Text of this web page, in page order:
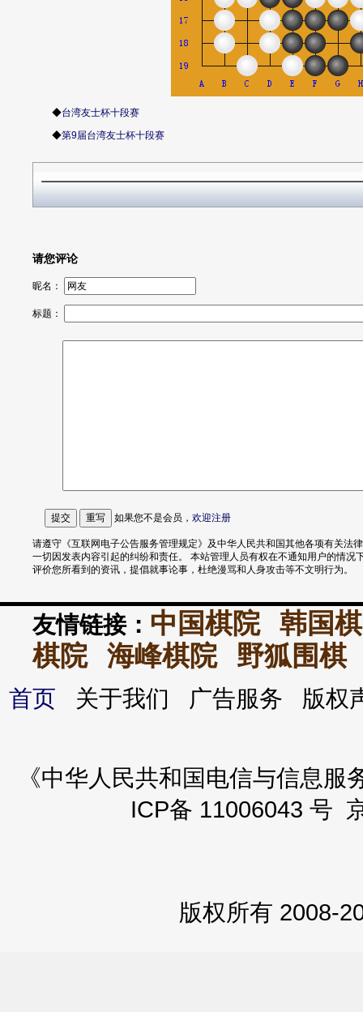
◆台湾友士杯十段赛
◆第9届台湾友士杯十段赛
请您评论
昵名：
标题：
如果您不是会员， 欢迎注册
请遵守《互联网电子公告服务管理规定》及中华人民共和国其他各项有关法
一切因发表内容引起的纠纷和责任。 本站管理人员有权在不通知用户的情况
评价您所看到的资讯，提倡就事论事，杜绝漫骂和人身攻击等不文明行为。
友情链接： 中国棋院
韩国
棋院
海峰棋院 野狐围棋
首页 关于我们 广告服务 版
《中华人民共和国电信与信息
ICP备 11006043 号
版权所有 2008-